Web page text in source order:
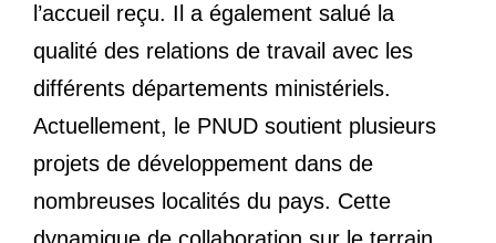
l’accueil reçu. Il a également salué la
qualité des relations de travail avec les
différents départements ministériels.
Actuellement, le PNUD soutient plusieurs
projets de développement dans de
nombreuses localités du pays. Cette